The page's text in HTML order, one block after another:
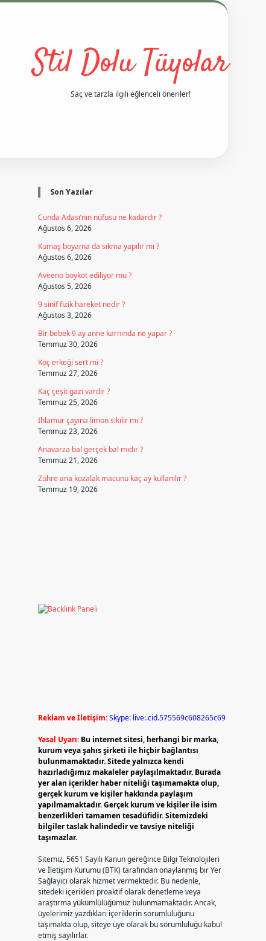
Stil Dolu Tüyolar
Saç ve tarzla ilgili eğlenceli öneriler!
Sidebar
Son Yazılar
Cunda Adası’nın nüfusu ne kadardır ?
Ağustos 6, 2026
Kumaş boyama da sıkma yapılır mı ?
Ağustos 6, 2026
Aveeno boykot ediliyor mu ?
Ağustos 5, 2026
9 sinif fizik hareket nedir ?
Ağustos 3, 2026
Bir bebek 9 ay anne karnında ne yapar ?
Temmuz 30, 2026
Koç erkeği sert mi ?
Temmuz 27, 2026
Kaç çeşit gazı vardır ?
Temmuz 25, 2026
Ihlamur çayına limon sıkılır mı ?
Temmuz 23, 2026
Anavarza bal gerçek bal mıdır ?
Temmuz 21, 2026
Zühre ana kozalak macunu kaç ay kullanılır ?
Temmuz 19, 2026
Reklam ve İletişim:Skype: live:.cid.575569c608265c69
Yasal Uyarı: Bu internet sitesi, herhangi bir marka,
kurum veya şahıs şirketi ile hiçbir bağlantısı
bulunmamaktadır. Sitede yalnızca kendi
hazırladığımız makaleler paylaşılmaktadır. Burada
yer alan içerikler haber niteliği taşımamakta olup,
gerçek kurum ve kişiler hakkında paylaşım
yapılmamaktadır. Gerçek kurum ve kişiler ile isim
benzerlikleri tamamen tesadüfidir. Sitemizdeki
bilgiler taslak halindedir ve tavsiye niteliği
taşımazlar.
Sitemiz, 5651 Sayılı Kanun gereğince Bilgi Teknolojileri
ve İletişim Kurumu (BTK) tarafından onaylanmış bir Yer
Sağlayıcı olarak hizmet vermektedir. Bu nedenle,
sitedeki içerikleri proaktif olarak denetleme veya
araştırma yükümlülüğümüz bulunmamaktadır. Ancak,
üyelerimiz yazdıkları içeriklerin sorumluluğunu
taşımakta olup, siteye üye olarak bu sorumluluğu kabul
etmiş sayılırlar.